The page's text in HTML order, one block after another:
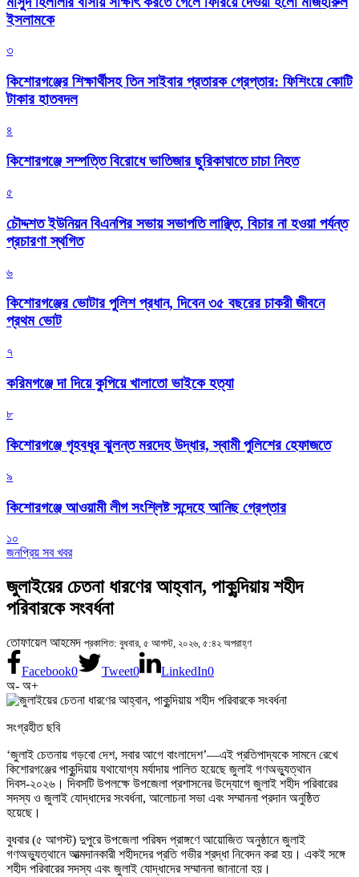
ইসলামকে
৩
কিশোরগঞ্জের শিক্ষার্থীসহ তিন সাইবার প্রতারক গ্রেপ্তার: ফিশিংয়ে কোটি
টাকার হাতবদল
৪
কিশোরগঞ্জে সম্পত্তি বিরোধে ভাতিজার ছুরিকাঘাতে চাচা নিহত
৫
চৌদ্দশত ইউনিয়ন বিএনপির সভায় সভাপতি লাঞ্ছিত, বিচার না হওয়া পর্যন্ত
প্রচারণা স্থগিত
৬
কিশোরগঞ্জের ভোটার পুলিশ প্রধান, দিবেন ৩৫ বছরের চাকরী জীবনে
প্রথম ভোট
৭
করিমগঞ্জে দা দিয়ে কুপিয়ে খালাতো ভাইকে হত্যা
৮
কিশোরগঞ্জে গৃহবধূর ঝুলন্ত মরদেহ উদ্ধার, স্বামী পুলিশের হেফাজতে
৯
কিশোরগঞ্জে আওয়ামী লীগ সংশ্লিষ্ট সন্দেহে আনিছ গ্রেপ্তার
১০
জনপ্রিয় সব খবর
জুলাইয়ের চেতনা ধারণের আহ্বান, পাকুন্দিয়ায় শহীদ
পরিবারকে সংবর্ধনা
তোফায়েল আহমেদ প্রকাশিত: বুধবার, ৫ আগস্ট, ২০২৬, ৫:৪২ অপরাহ্ণ
Facebook0 Tweet0 LinkedIn0
অ- অ+
সংগ্রহীত ছবি
‘জুলাই চেতনায় গড়বো দেশ, সবার আগে বাংলাদেশ’—এই প্রতিপাদ্যকে সামনে রেখে
কিশোরগঞ্জের পাকুন্দিয়ায় যথাযোগ্য মর্যাদায় পালিত হয়েছে জুলাই গণঅভ্যুত্থান
দিবস-২০২৬। দিবসটি উপলক্ষে উপজেলা প্রশাসনের উদ্যোগে জুলাই শহীদ পরিবারের
সদস্য ও জুলাই যোদ্ধাদের সংবর্ধনা, আলোচনা সভা এবং সম্মাননা প্রদান অনুষ্ঠিত
হয়েছে।
বুধবার (৫ আগস্ট) দুপুরে উপজেলা পরিষদ প্রাঙ্গণে আয়োজিত অনুষ্ঠানে জুলাই
গণঅভ্যুত্থানে আত্মদানকারী শহীদদের প্রতি গভীর শ্রদ্ধা নিবেদন করা হয়। একই সঙ্গে
শহীদ পরিবারের সদস্য এবং জুলাই যোদ্ধাদের সম্মাননা জানানো হয়।